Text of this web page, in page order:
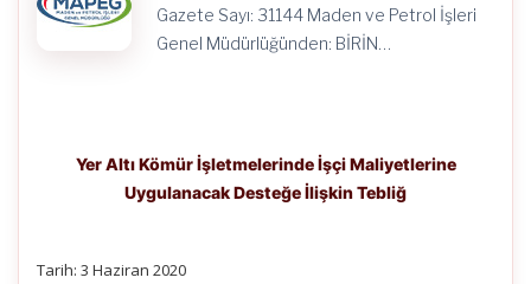
Gazete Sayı: 31144 Maden ve Petrol İşleri
Genel Müdürlüğünden: BİRİN…
Yer Altı Kömür İşletmelerinde İşçi Maliyetlerine
Uygulanacak Desteğe İlişkin Tebliğ
Tarih: 3 Haziran 2020